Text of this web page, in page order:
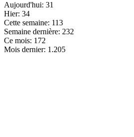
Aujourd'hui: 31
Hier: 34
Cette semaine: 113
Semaine dernière: 232
Ce mois: 172
Mois dernier: 1.205